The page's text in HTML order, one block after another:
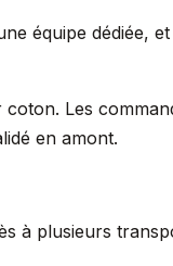
équipe dédiée,
Les
en amont.
à plusieurs